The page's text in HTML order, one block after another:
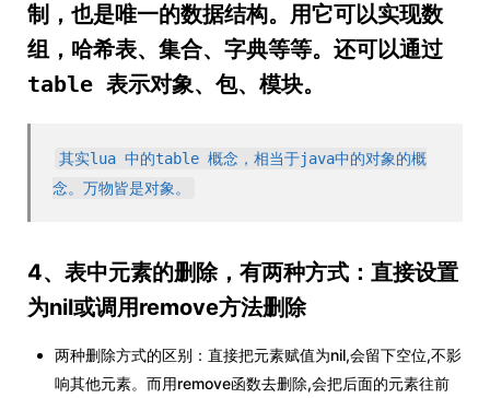
制，也是唯一的数据结构。用它可以实现数
组，哈希表、集合、字典等等。还可以通过
table 表示对象、包、模块。
其实lua 中的table 概念，相当于java中的对象的概
念。万物皆是对象。
4、表中元素的删除，有两种方式：直接设置
为nil或调用remove方法删除
两种删除方式的区别：直接把元素赋值为nil,会留下空位,不影
响其他元素。而用remove函数去删除,会把后面的元素往前